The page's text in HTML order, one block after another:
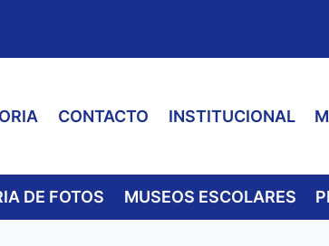
CONTACTO INSTITUCIONAL
DE FOTOS MUSEOS ESCOLARES